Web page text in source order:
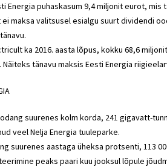
Energia puhaskasum 9,4 miljonit eurot,
maksa valitsusel esialgu suurt dividendi
ka 2016. aasta lõpus, kokku 68,6
tänavu maksis Eesti Energia
suurenes kolm korda, 241 gigavatt-
veel Nelja Energia tuuleparke.
suurenes aastaga üheksa protsenti, 113
peaks paari kuu jooksul lõpule